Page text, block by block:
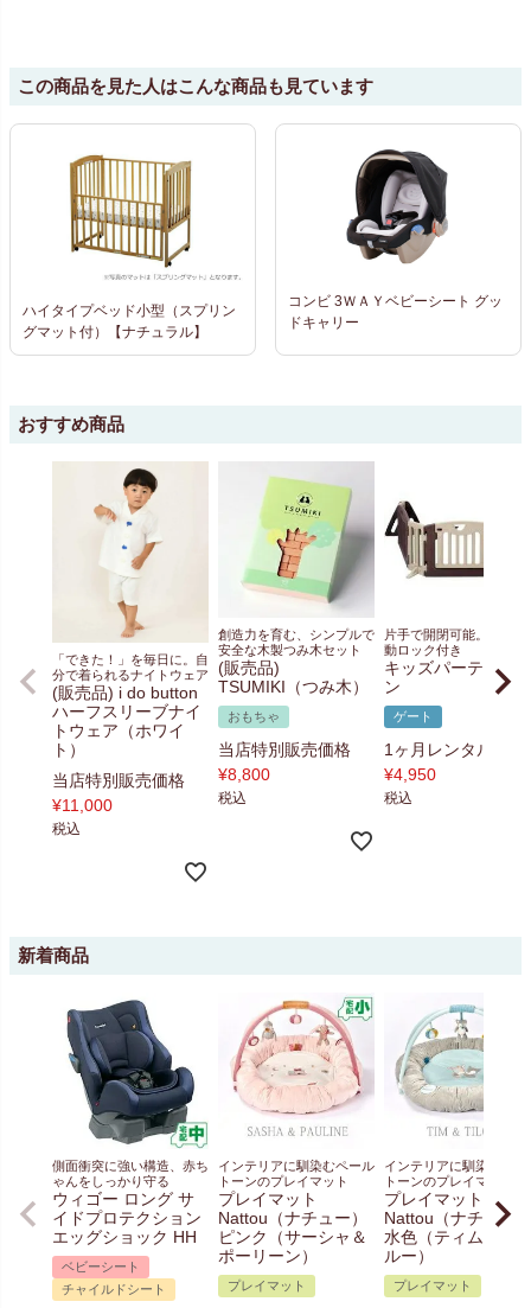
この商品を見た人はこんな商品も見ています
ハイタイプベッド小型（スプリン
グマット付）【ナチュラル】
コンビ 3ＷＡＹベビーシート グッ
ドキャリー
おすすめ商品
「できた！」を毎日に。自
分で着られるナイトウェア
(販売品) i do button
ハーフスリーブナイ
トウェア（ホワイ
ト）
当店特別販売価格
¥11,000
税込
創造力を育む、シンプルで
安全な木製つみ木セット
(販売品)
TSUMIKI（つみ木）
おもちゃ
当店特別販売価格
¥8,800
税込
片手で開閉可能。便利な
動ロック付き
キッズパーテーシ
ン
ゲート
1ヶ月レンタル料金
¥4,950
税込
新着商品
側面衝突に強い構造、赤ち
ゃんをしっかり守る
ウィゴー ロング サ
イドプロテクション
エッグショック HH
ベビーシート
チャイルドシート
インテリアに馴染むペール
トーンのプレイマット
プレイマット
Nattou（ナチュー）
ピンク（サーシャ＆
ポーリーン）
プレイマット
インテリアに馴染むペー
トーンのプレイマット
プレイマット
Nattou（ナチュー
水色（ティム＆テ
ルー）
プレイマット